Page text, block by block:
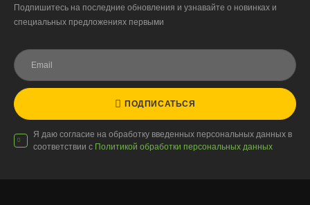
Подпишитесь на последние обновления и узнавайте о новинках и
специальных предложениях первыми
ПОДПИСАТЬСЯ
Я даю согласие на обработку введенных персональных данных в
соответствии с Политикой обработки персональных данных